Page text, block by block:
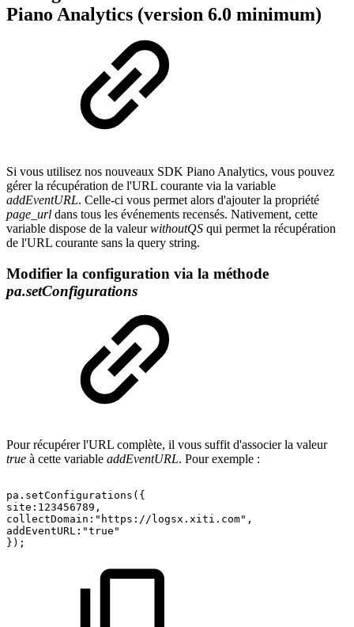
Piano Analytics (version 6.0 minimum)
Si vous utilisez nos nouveaux SDK Piano Analytics, vous pouvez
gérer la récupération de l'URL courante via la variable
addEventURL. Celle-ci vous permet alors d'ajouter la propriété
page_url dans tous les événements recensés. Nativement, cette
variable dispose de la valeurwithoutQS qui permet la récupération
de l'URL courante sans la query string.
Modifier la configuration via la méthode
pa.setConfigurations
Pour récupérer l'URL complète, il vous suffit d'associer la valeur
true à cette variable addEventURL. Pour exemple :
pa.setConfigurations({
site:123456789,
collectDomain:"https://logsx.xiti.com",
addEventURL:"true"
});